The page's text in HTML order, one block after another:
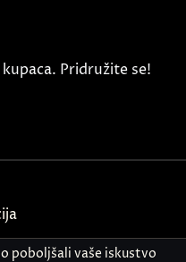
Pridružite se!
poboljšali vaše iskustvo